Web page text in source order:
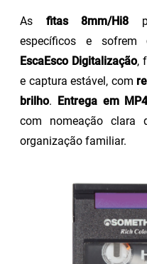
As fitas 8mm/Hi8
específicos e sofrem
EscaEsco Digitalização,
e captura estável, com
brilho. Entrega em
com nomeação clara
organização familiar.